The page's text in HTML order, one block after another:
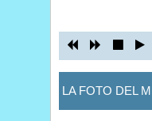
LA FOTO DEL